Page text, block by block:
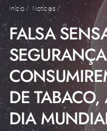
Início / Notícias/
FALSA
DE TABACO,
DIA